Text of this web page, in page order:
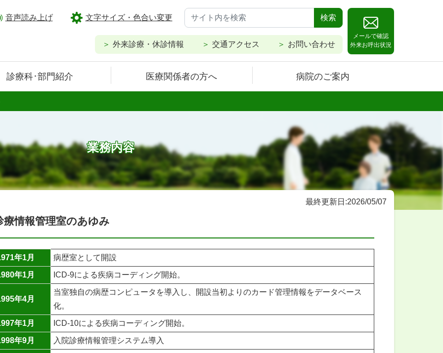
音声読み上げ 文字サイズ・色合い変更 検索
外来診療・休診情報 交通アクセス お問い合わせ
メールで確認
外来お呼出状況
診療科･部門紹介 医療関係者の方へ 病院のご案内
業務内容
最終更新日:2026/05/07
療情報管理室のあゆみ
年1月 病歴室として開設
年1月 ICD-9による疾病コーディング開始。
年4月
当室独自の病歴コンピュータを導入し、開設当初よりのカード管理情報をデータベース
化。
年1月 ICD-10による疾病コーディング開始。
年9月 入院診療情報管理システム導入